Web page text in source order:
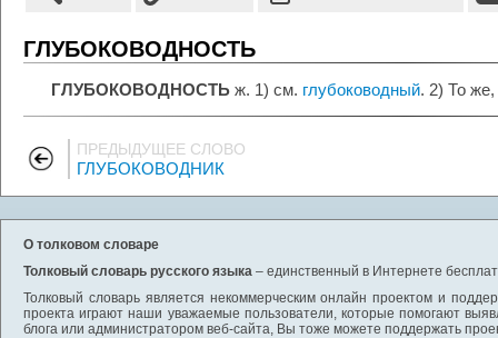
ГЛУБОКОВОДНОСТЬ
ГЛУБОКОВОДНОСТЬ ж. 1) см. глубоководный. 2) То
ПРЕДЫДУЩЕЕ СЛОВО
ГЛУБОКОВОДНИК
О толковом словаре
Толковый словарь русского языка – единственный в Интернете
Толковый словарь является некоммерческим онлайн проектом и
проекта играют наши уважаемые пользователи, которые помогают
блога или администратором веб-сайта, Вы тоже можете поддержать